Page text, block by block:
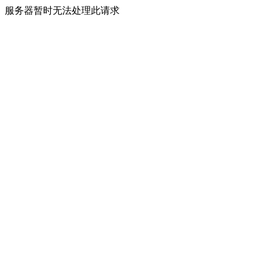
服务器暂时无法处理此请求